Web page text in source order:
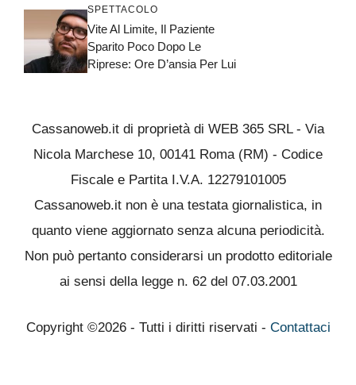
SPETTACOLO
Vite Al Limite, Il Paziente
Sparito Poco Dopo Le
Riprese: Ore D’ansia Per Lui
Cassanoweb.it di proprietà di WEB 365 SRL - Via
Nicola Marchese 10, 00141 Roma (RM) - Codice
Fiscale e Partita I.V.A. 12279101005
Cassanoweb.it non è una testata giornalistica, in
quanto viene aggiornato senza alcuna periodicità.
Non può pertanto considerarsi un prodotto editoriale
ai sensi della legge n. 62 del 07.03.2001
Copyright ©2026 - Tutti i diritti riservati - Contattaci